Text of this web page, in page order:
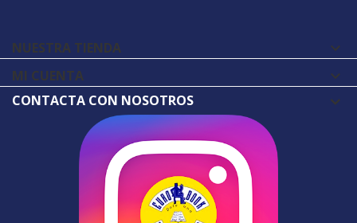
NUESTRA TIENDA 
MI CUENTA 
CONTACTA CON NOSOTROS